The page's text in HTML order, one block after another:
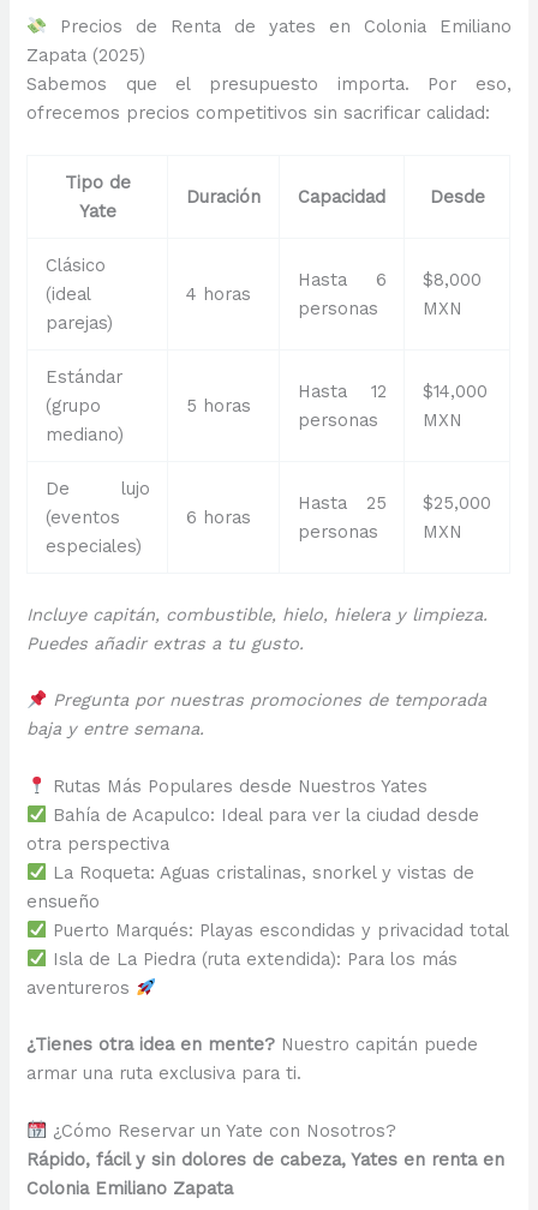
Precios de Renta de yates en Colonia Emiliano
Zapata (2025)
Sabemos que el presupuesto importa. Por eso,
ofrecemos precios competitivos sin sacrificar calidad:
Tipo de
Yate
Duración Capacidad Desde
Clásico
(ideal
parejas)
4 horas
Hasta 6
personas
$8,000
MXN
Estándar
(grupo
mediano)
5 horas
Hasta 12
personas
$14,000
MXN
De lujo
(eventos
especiales)
6 horas
Hasta 25
personas
$25,000
MXN
Incluye capitán, combustible, hielo, hielera y limpieza.
Puedes añadir extras a tu gusto.
Pregunta por nuestras promociones de temporada
baja y entre semana.
Rutas Más Populares desde Nuestros Yates
Bahía de Acapulco: Ideal para ver la ciudad desde
otra perspectiva
La Roqueta: Aguas cristalinas, snorkel y vistas de
ensueño
Puerto Marqués: Playas escondidas y privacidad total
Isla de La Piedra (ruta extendida): Para los más
aventureros
¿Tienes otra idea en mente? Nuestro capitán puede
armar una ruta exclusiva para ti.
¿Cómo Reservar un Yate con Nosotros?
Rápido, fácil y sin dolores de cabeza, Yates en renta en
Colonia Emiliano Zapata